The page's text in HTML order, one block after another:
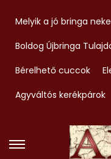
Melyik a jó bringa
Boldog Újbringa
Bérelhető cuccok
Agyváltós kerékpárok